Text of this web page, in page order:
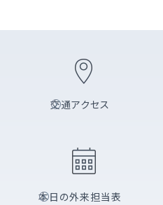
交通アクセス
本日の外来担当表